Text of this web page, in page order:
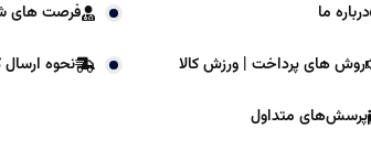
درباره ما فرصت های
روش های پرداخت | ورزش کالا نحوه ارسال
پرسش‌های متداول